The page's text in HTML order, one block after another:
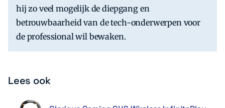
hij zo veel mogelijk de diepgang en
betrouwbaarheid van de tech-onderwerpen voor
de professional wil bewaken.
Lees ook